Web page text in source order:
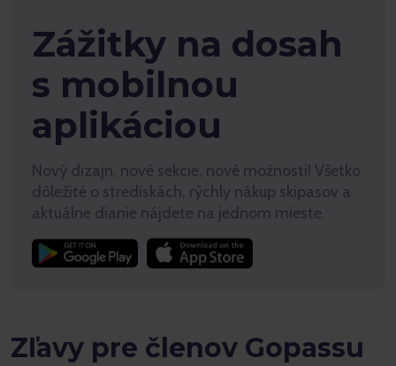
Zážitky na dosah
s mobilnou
aplikáciou
Nový dizajn, nové sekcie, nové možnosti! Všetko
dôležité o strediskách, rýchly nákup skipasov a
aktuálne dianie nájdete na jednom mieste.
Zľavy pre členov Gopassu